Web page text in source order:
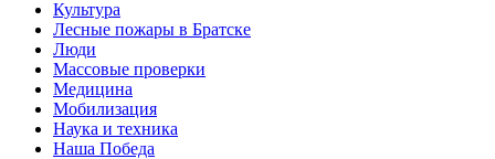
Культура
Лесные пожары в Братске
Люди
Массовые проверки
Медицина
Мобилизация
Наука и техника
Наша Победа